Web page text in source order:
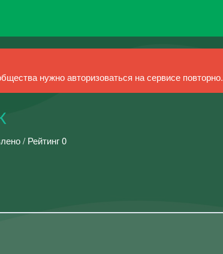
нужно авторизоваться на сервисе повторно.
/ Рейтинг 0